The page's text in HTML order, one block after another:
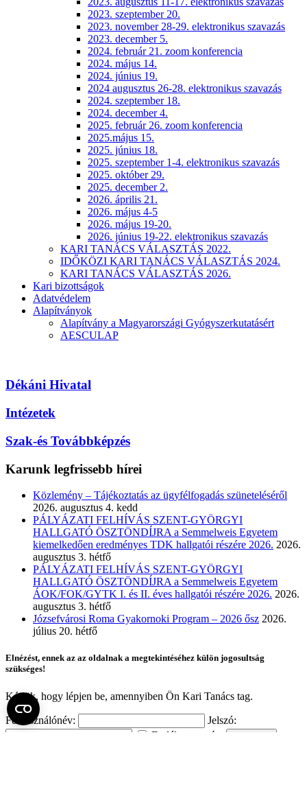
2023. szeptember 20.
2023. november 28-29. elektronikus szavazás
2023. december 5.
2024. február 21. zoom konferencia
2024. május 14.
2024. június 19.
2024 augusztus 26-28. elektronikus szavazás
2024. szeptember 18.
2024. december 4.
2025. február 26. zoom konferencia
2025.május 15.
2025. június 18.
2025. szeptember 1-4. elektronikus szavazás
2025. október 29.
2025. december 2.
2026. április 21.
2026. május 4-5
2026. május 19-20.
2026. június 19-22. elektronikus szavazás
KARI TANÁCS VÁLASZTÁS 2022.
IDŐKÖZI KARI TANÁCS VÁLASZTÁS 2024.
KARI TANÁCS VÁLASZTÁS 2026.
Kari bizottságok
Adatvédelem
Alapítványok
Alapítvány a Magyarországi Gyógyszerkutatásért
AESCULAP
Dékáni Hivatal
Intézetek
Szak-és Továbbképzés
Karunk legfrissebb hírei
Közlemény – Tájékoztatás az ügyfélfogadás szüneteléséről
2026. augusztus 4. kedd
PÁLYÁZATI FELHÍVÁS SZENT-GYÖRGYI
HALLGATÓ ÖSZTÖNDÍJRA a Semmelweis Egyetem
kiemelkedően eredményes TDK hallgatói részére 2026. 2026.
augusztus 3. hétfő
PÁLYÁZATI FELHÍVÁS SZENT-GYÖRGYI
HALLGATÓ ÖSZTÖNDÍJRA a Semmelweis Egyetem
ÁOK/FOK/GYTK I. és II. éves hallgatói részére 2026. 2026.
augusztus 3. hétfő
Józsefvárosi Roma Gyakornoki Program – 2026 ősz 2026.
július 20. hétfő
Elnézést, ennek az az oldalnak a megtekintéséhez külön jogosultság
szükséges!
Kérjük, hogy lépjen be, amennyiben Ön Kari Tanács tag.
Felhasználónév:
Jelszó:
Emlékezzen rám